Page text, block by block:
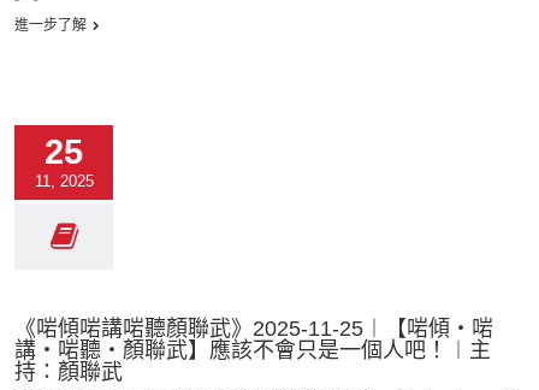
進一步了解
25
11, 2025
《啱傾啱講啱聽顏聯武》2025-11-25︱【啱傾‧啱
講‧啱聽‧顏聯武】應該不會只是一個人吧！︱主
持：顏聯武